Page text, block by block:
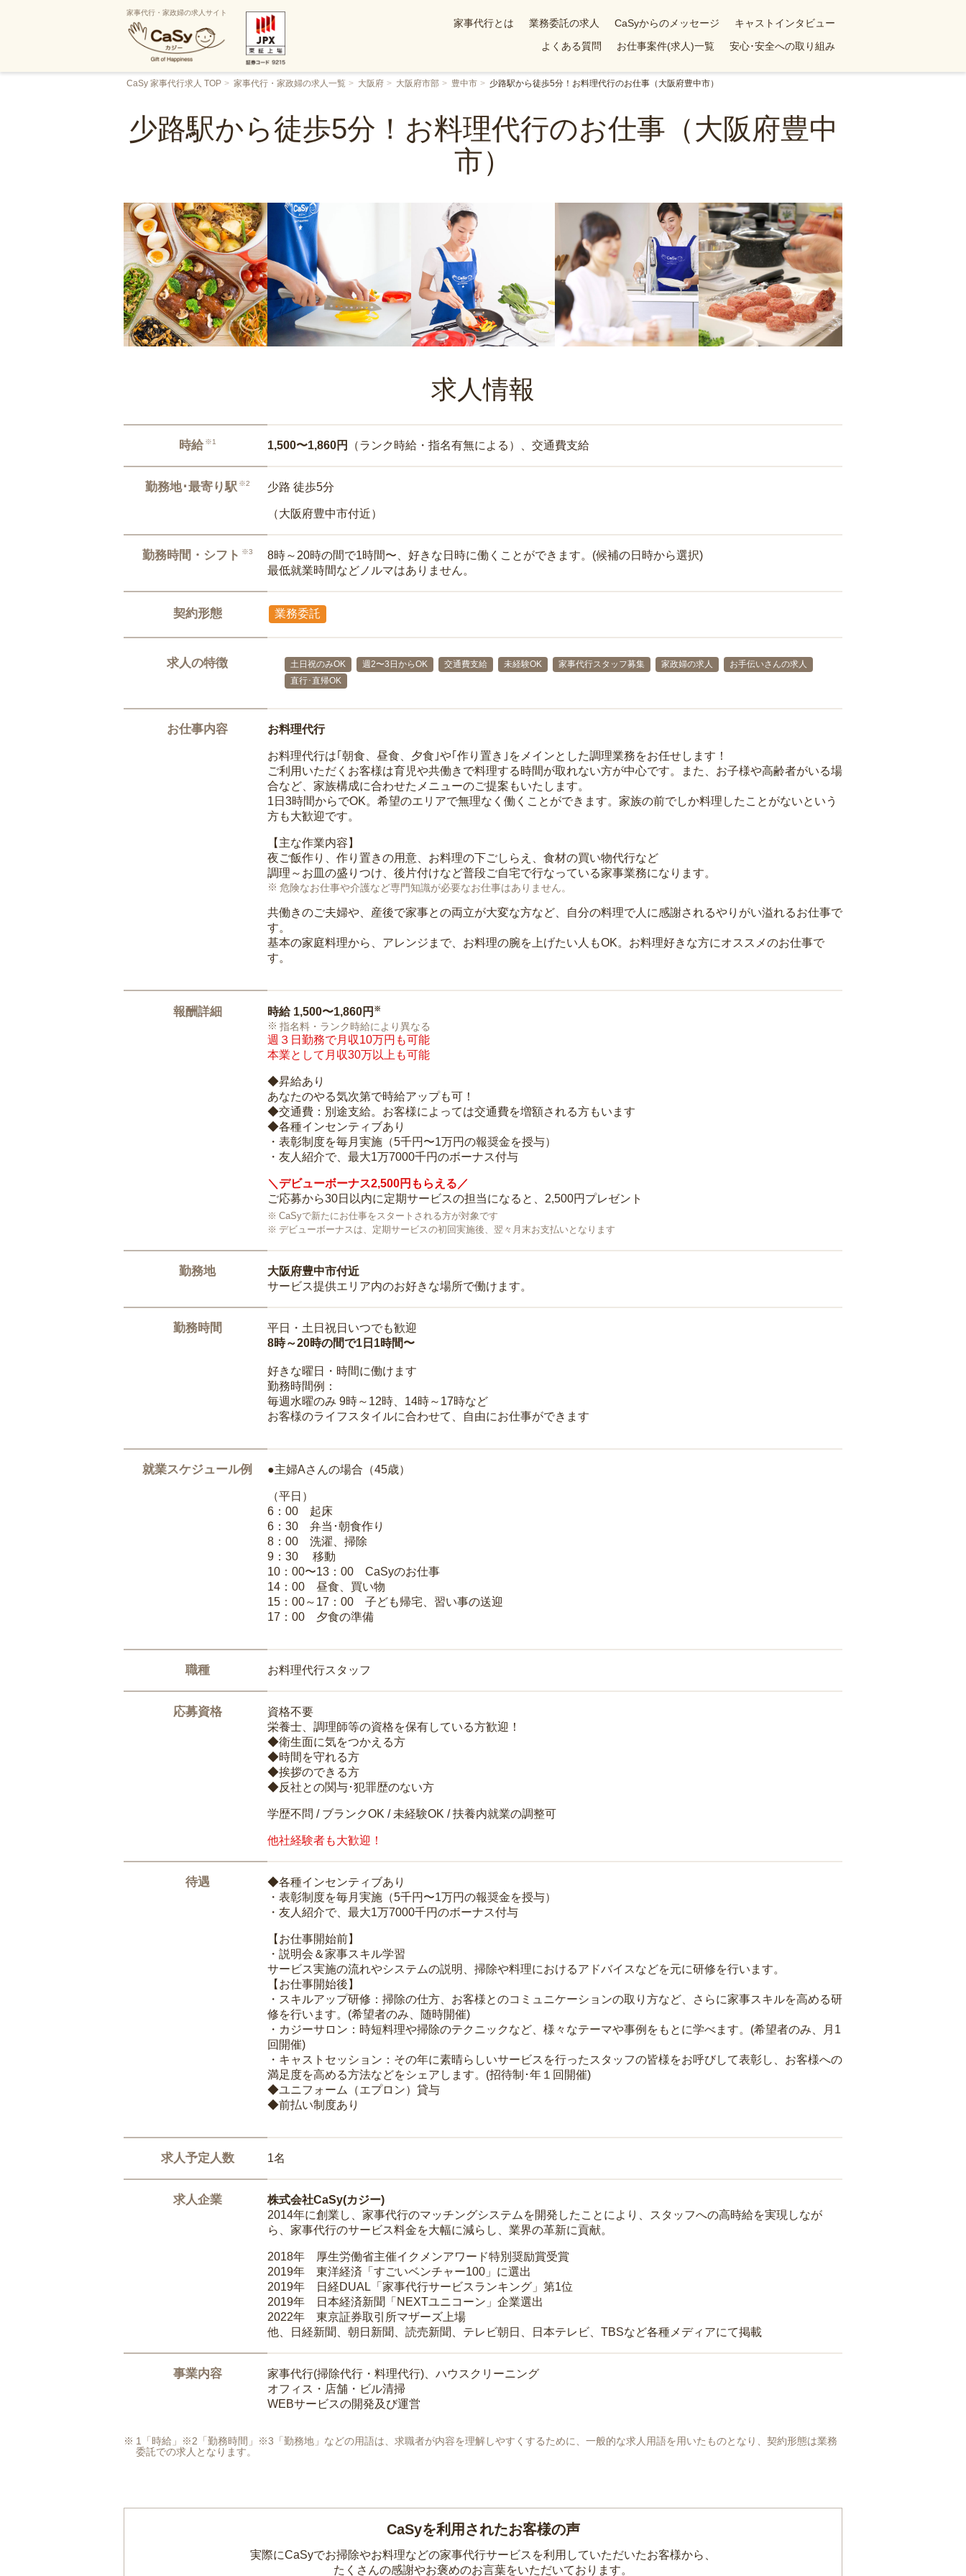
家事代行・家政婦の求人サイト
家事代行とは 業務委託の求人 CaSyからのメッセージ
キャストインタビュー
よくある質問
お仕事案件(求人)一覧 安心･安全への取り組み
CaSy 家事代行求人 TOP 家事代行・家政婦の求人一覧 大阪府 大阪府市部 豊中市 少路駅から徒歩5分！お料理代行のお仕事（大阪府豊中市）
少路駅から徒歩5分！お料理代行のお仕事（大阪府豊中
市）
求人情報
時給 ※1 1,500〜1,860円 （ランク時給・指名有無による）、交通費支給
勤務地･最寄り駅 ※2 少路 徒歩5分
（大阪府豊中市付近）
勤務時間・シフト ※3
8時～20時の間で1時間〜、好きな日時に働くことができます。(候補の日時から選択)
最低就業時間などノルマはありません。
契約形態 業務委託
求人の特徴 土日祝のみOK 週2〜3日からOK 交通費支給 未経験OK 家事代行スタッフ募集 家政婦の求人
お手伝いさんの求人
直行･直帰OK
お仕事内容 お料理代行
お料理代行は｢朝食、昼食、夕食｣や｢作り置き｣をメインとした調理業務をお任せします！
ご利用いただくお客様は育児や共働きで料理する時間が取れない方が中心です。また、お子様や高齢者がいる場
合など、家族構成に合わせたメニューのご提案もいたします。
1日3時間からでOK。希望のエリアで無理なく働くことができます。家族の前でしか料理したことがないという
方も大歓迎です。
【主な作業内容】
夜ご飯作り、作り置きの用意、お料理の下ごしらえ、食材の買い物代行など
調理～お皿の盛りつけ、後片付けなど普段ご自宅で行なっている家事業務になります。
危険なお仕事や介護など専門知識が必要なお仕事はありません。
共働きのご夫婦や、産後で家事との両立が大変な方など、自分の料理で人に感謝されるやりがい溢れるお仕事で
す。
基本の家庭料理から、アレンジまで、お料理の腕を上げたい人もOK。お料理好きな方にオススメのお仕事で
す。
報酬詳細 時給 1,500〜1,860円 ※
指名料・ランク時給により異なる
週３日勤務で月収10万円も可能
本業として月収30万以上も可能
◆昇給あり
あなたのやる気次第で時給アップも可！
◆交通費：別途支給。お客様によっては交通費を増額される方もいます
◆各種インセンティブあり
・表彰制度を毎月実施（5千円〜1万円の報奨金を授与）
・友人紹介で、最大1万7000千円のボーナス付与
＼デビューボーナス2,500円もらえる／
ご応募から30日以内に定期サービスの担当になると、2,500円プレゼント
CaSyで新たにお仕事をスタートされる方が対象です
デビューボーナスは、定期サービスの初回実施後、翌々月末お支払いとなります
勤務地
大阪府豊中市付近
サービス提供エリア内のお好きな場所で働けます。
勤務時間
平日・土日祝日いつでも歓迎
8時～20時の間で1日1時間〜
好きな曜日・時間に働けます
勤務時間例：
毎週水曜のみ 9時～12時、14時～17時など
お客様のライフスタイルに合わせて、自由にお仕事ができます
就業スケジュール例 ●主婦Aさんの場合（45歳）
（平日）
6：00 起床
6：30 弁当･朝食作り
8：00 洗濯、掃除
9：30 移動
10：00〜13：00 CaSyのお仕事
14：00 昼食、買い物
15：00～17：00 子ども帰宅、習い事の送迎
17：00 夕食の準備
職種 お料理代行スタッフ
応募資格
資格不要
栄養士、調理師等の資格を保有している方歓迎！
◆衛生面に気をつかえる方
◆時間を守れる方
◆挨拶のできる方
◆反社との関与･犯罪歴のない方
学歴不問 / ブランクOK / 未経験OK / 扶養内就業の調整可
他社経験者も大歓迎！
待遇
◆各種インセンティブあり
・表彰制度を毎月実施（5千円〜1万円の報奨金を授与）
・友人紹介で、最大1万7000千円のボーナス付与
【お仕事開始前】
・説明会＆家事スキル学習
サービス実施の流れやシステムの説明、掃除や料理におけるアドバイスなどを元に研修を行います。
【お仕事開始後】
・スキルアップ研修：掃除の仕方、お客様とのコミュニケーションの取り方など、さらに家事スキルを高める研
修を行います。(希望者のみ、随時開催)
・カジーサロン：時短料理や掃除のテクニックなど、様々なテーマや事例をもとに学べます。(希望者のみ、月1
回開催)
・キャストセッション：その年に素晴らしいサービスを行ったスタッフの皆様をお呼びして表彰し、お客様への
満足度を高める方法などをシェアします。(招待制･年１回開催)
◆ユニフォーム（エプロン）貸与
◆前払い制度あり
求人予定人数 1名
求人企業
株式会社CaSy(カジー)
2014年に創業し、家事代行のマッチングシステムを開発したことにより、スタッフへの高時給を実現しなが
ら、家事代行のサービス料金を大幅に減らし、業界の革新に貢献。
2018年 厚生労働省主催イクメンアワード特別奨励賞受賞
2019年 東洋経済「すごいベンチャー100」に選出
2019年 日経DUAL「家事代行サービスランキング」第1位
2019年 日本経済新聞「NEXTユニコーン」企業選出
2022年 東京証券取引所マザーズ上場
他、日経新聞、朝日新聞、読売新聞、テレビ朝日、日本テレビ、TBSなど各種メディアにて掲載
事業内容
家事代行(掃除代行・料理代行)、ハウスクリーニング
オフィス・店舗・ビル清掃
WEBサービスの開発及び運営
1「時給」※2「勤務時間」※3「勤務地」などの用語は、求職者が内容を理解しやすくするために、一般的な求人用語を用いたものとなり、契約形態は業務
委託での求人となります。
CaSyを利用されたお客様の声
実際にCaSyでお掃除やお料理などの家事代行サービスを利用していただいたお客様から、
たくさんの感謝やお褒めのお言葉をいただいております。